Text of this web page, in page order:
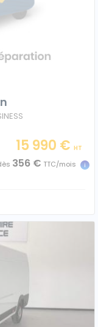
15 990 € HT
356 € TTC/mois